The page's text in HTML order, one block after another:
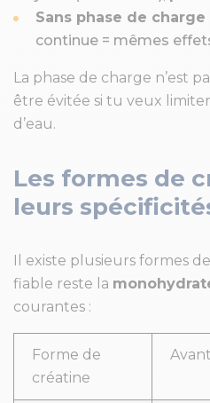
Sans phase de charge
continue = mêmes
La phase de charge n’est
être évitée si tu veux
d’eau.
Les formes de
leurs
Il existe plusieurs formes
fiable reste la
courantes :
Forme de
créatine